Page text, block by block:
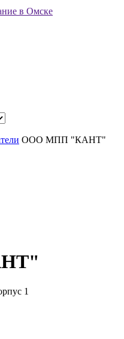
ООО МПП "КАНТ"
1